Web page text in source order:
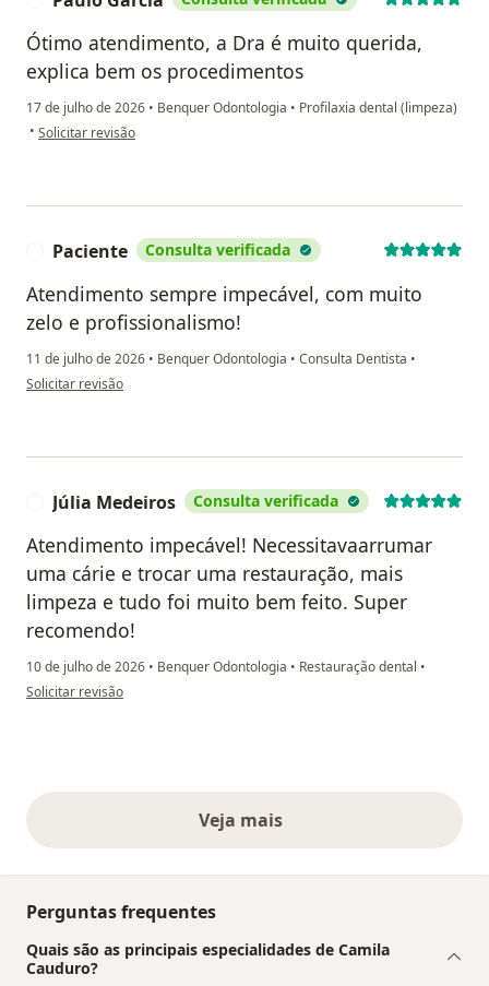
Ótimo atendimento, a Dra é muito querida,
explica bem os procedimentos
17 de julho de 2026 • Benquer Odontologia • Profilaxia dental (limpeza)
• na opinião do utilizador Paulo Garcia
Solicitar revisão
Paciente Consulta verificada
Atendimento sempre impecável, com muito
zelo e profissionalismo!
11 de julho de 2026 • Benquer Odontologia • Consulta Dentista •
na opinião do utilizador Paciente
Solicitar revisão
Júlia Medeiros Consulta verificada
Atendimento impecável! Necessitavaarrumar
uma cárie e trocar uma restauração, mais
limpeza e tudo foi muito bem feito. Super
recomendo!
10 de julho de 2026 • Benquer Odontologia • Restauração dental •
na opinião do utilizador Júlia Medeiros
Solicitar revisão
Veja maisopiniões acima
Perguntas frequentes
Quais são as principais especialidades de Camila
Cauduro?